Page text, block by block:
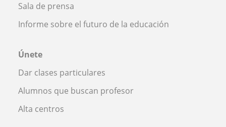
Sala de prensa
Informe sobre el futuro de la educación
Únete
Dar clases particulares
Alumnos que buscan profesor
Alta centros